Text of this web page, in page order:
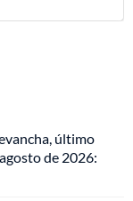
último
de 2026: